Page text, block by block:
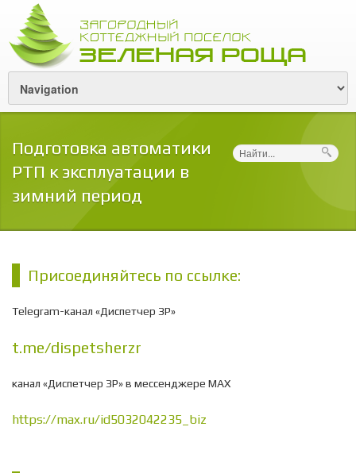
Подготовка автоматики
РТП к эксплуатации в
зимний период
Поиск
Присоединяйтесь по ссылке:
Telegram-канал «Диспетчер ЗР»
t.me/dispetsherzr
канал «Диспетчер ЗР» в мессенджере МАХ
https://max.ru/id5032042235_biz